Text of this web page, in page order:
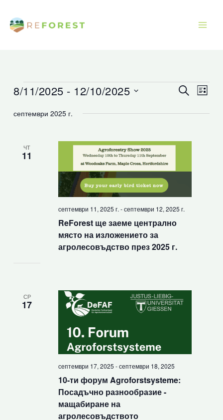
към
съдържанието
Събития
Събития
и
Навигация
Търсене
8/11/2025 - 12/10/2025
дата.
септември 2025 г.
ЧТ
11
ReForest ще заеме централно
място на изложението за
агролесовъдство през 2025 г.
септември 11, 2025 г. -септември 12, 2025 г.
СР
17
10-ти форум Agroforstsysteme:
Посадъчно разнообразие -
мащабиране на
агролесовъдството
септември 17, 2025 -септември 18, 2025